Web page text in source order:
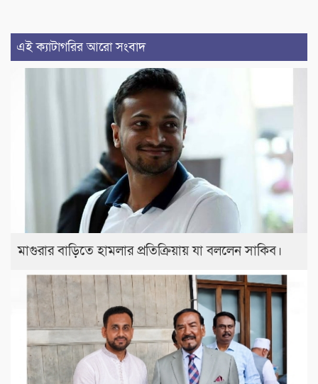
এই ক্যাটাগরির আরো সংবাদ
মাগুরার বাড়িতে হামলার প্রতিক্রিয়ায় যা বললেন সাকিব।